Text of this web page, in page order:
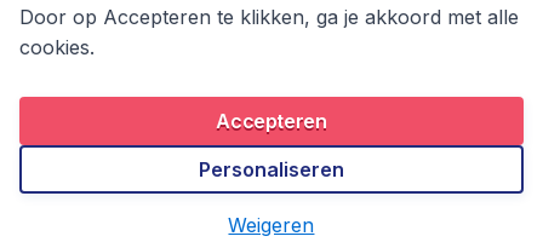
Privacybeleid
Copyright © 2026
Door op Accepteren te klikken, ga je akkoord met alle
cookies.
Accepteren
Personaliseren
Weigeren